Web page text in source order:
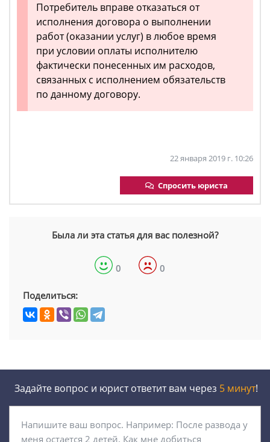
Потребитель вправе отказаться от
исполнения договора о выполнении
работ (оказании услуг) в любое время
при условии оплаты исполнителю
фактически понесенных им расходов,
связанных с исполнением обязательств
по данному договору.
22 января 2019 г. 10:26
Спросить юриста
Была ли эта статья для вас полезной?
0 0
Поделиться:
Задайте вопрос и юрист ответит вам через 5 минут!